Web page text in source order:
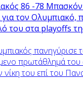
86 -78
τον Ολυμπιακό,
του στα playoffs